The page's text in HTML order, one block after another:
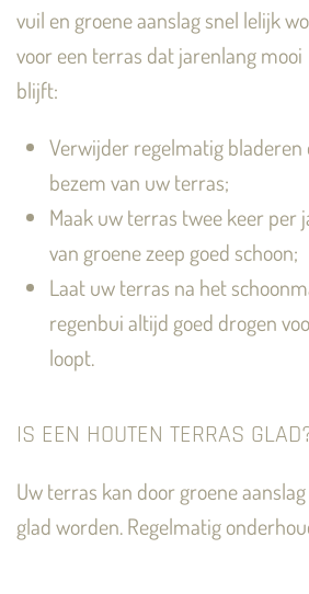
vuil en groene aanslag snel lelijk
voor een terras dat jarenlang mooi
blijft:
Verwijder regelmatig bladeren
bezem van uw terras;
Maak uw terras twee keer per
van groene zeep goed schoon;
Laat uw terras na het
regenbui altijd goed drogen
loopt.
IS EEN HOUTEN TERRAS
Uw terras kan door groene
glad worden. Regelmatig